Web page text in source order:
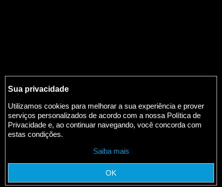
Sua privacidade
Utilizamos cookies para melhorar a sua experiência e prover
serviços personalizados de acordo com a nossa Política de
Privacidade e, ao continuar navegando, você concorda com
estas condições.
Saiba mais
OK